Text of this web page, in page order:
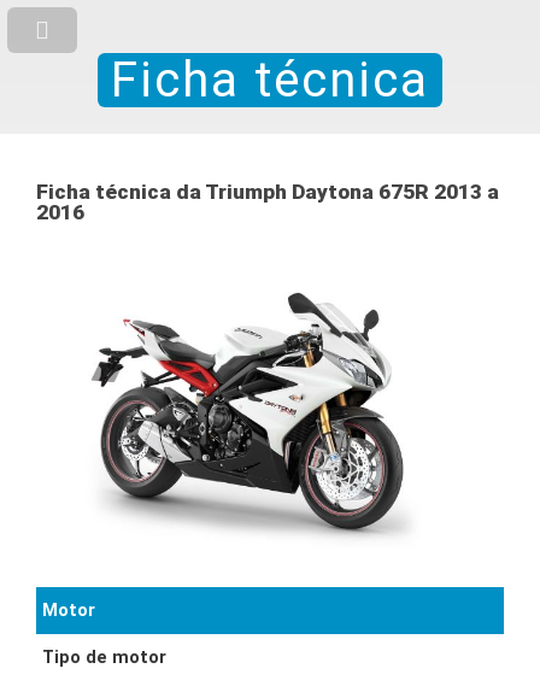
Ficha técnica
Ficha técnica da Triumph Daytona 675R 2013 a
2016
Motor
Tipo de motor